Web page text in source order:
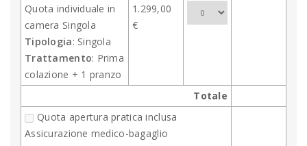
Quota individuale in
camera Singola
Tipologia: Singola
Trattamento: Prima
colazione + 1 pranzo
1.299,00
€
Totale
Quota apertura pratica inclusa
Assicurazione medico-bagaglio